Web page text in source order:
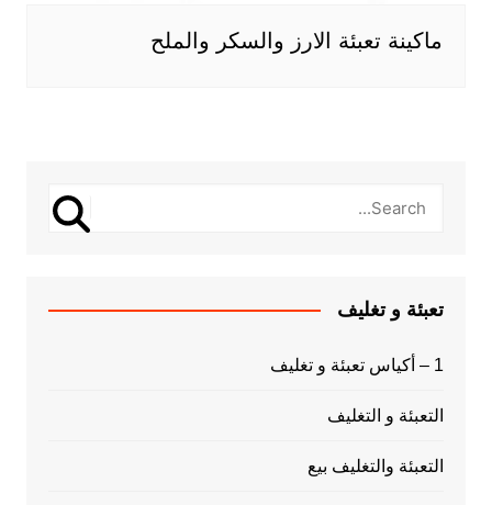
ماكينة تعبئة الارز والسكر والملح
تعبئة و تغليف
1 – أكياس تعبئة و تغليف
التعبئة و التغليف
التعبئة والتغليف بيع